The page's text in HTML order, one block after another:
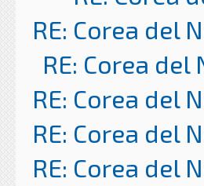
RE: Corea del
RE: Corea del
RE: Corea del
RE: Corea del
RE: Corea del